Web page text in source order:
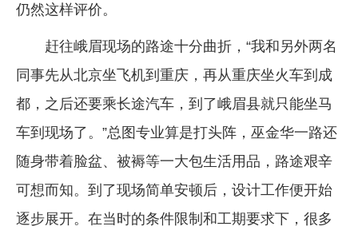
仍然这样评价。
赶往峨眉现场的路途十分曲折，“我和另外两名
同事先从北京坐飞机到重庆，再从重庆坐火车到成
都，之后还要乘长途汽车，到了峨眉县就只能坐马
车到现场了。”总图专业算是打头阵，巫金华一路还
随身带着脸盆、被褥等一大包生活用品，路途艰辛
可想而知。到了现场简单安顿后，设计工作便开始
逐步展开。在当时的条件限制和工期要求下，很多